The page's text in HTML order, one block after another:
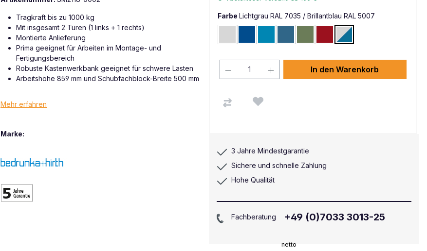
Tragkraft bis zu 1000 kg
Mit insgesamt 2 Türen (1 links + 1 rechts)
Montierte Anlieferung
Prima geeignet für Arbeiten im Montage- und
Fertigungsbereich
Robuste Kastenwerkbank geeignet für schwere Lasten
Arbeitshöhe 859 mm und Schubfachblock-Breite 500 mm
Mehr erfahren
Marke:
netto
Farbe Lichtgrau RAL 7035 / Brillantblau RAL 5007
Brillantblau RAL 5007
Resedagrün RAL 6011
Rubinrot RAL 3003
In den Warenkorb
3 Jahre Mindestgarantie
Sichere und schnelle Zahlung
Hohe Qualität
Fachberatung +49 (0)7033 3013-25